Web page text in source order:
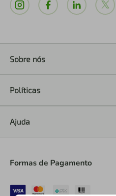
Sobre nós
Políticas
Ajuda
Formas de Pagamento